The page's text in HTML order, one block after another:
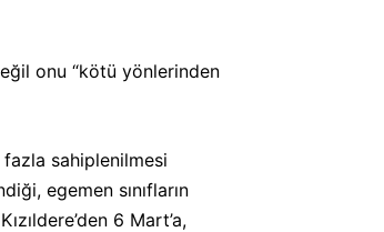
onu “kötü yönlerinden
sahiplenilmesi
egemen sınıfların
6 Mart’a,